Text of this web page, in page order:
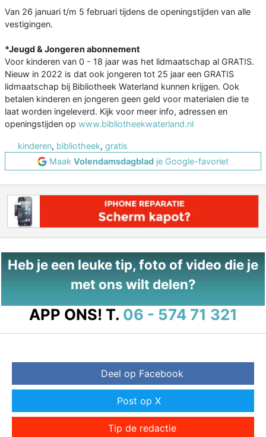
Van 26 januari t/m 5 februari tijdens de openingstijden van alle
vestigingen.
*Jeugd & Jongeren abonnement
Voor kinderen van 0 - 18 jaar was het lidmaatschap al GRATIS.
Nieuw in 2022 is dat ook jongeren tot 25 jaar een GRATIS
lidmaatschap bij Bibliotheek Waterland kunnen krijgen. Ook
betalen kinderen en jongeren geen geld voor materialen die te
laat worden ingeleverd. Kijk voor meer info, adressen en
openingstijden op www.bibliotheekwaterland.nl
kinderen, bibliotheek, gratis
Maak Volendamsdagblad je Google-favoriet
Heb je een leuke tip, foto of video die je
met ons wilt delen?
APP ONS! T. 06 - 574 71 321
Deel op Facebook
Post op X
Tip de redactie